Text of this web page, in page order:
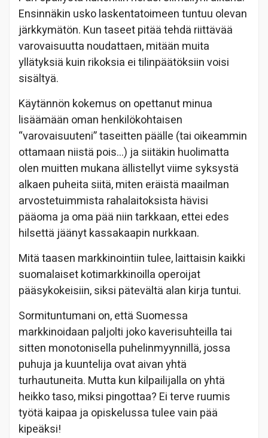
Ensinnäkin usko laskentatoimeen tuntuu olevan
järkkymätön. Kun taseet pitää tehdä riittävää
varovaisuutta noudattaen, mitään muita
yllätyksiä kuin rikoksia ei tilinpäätöksiin voisi
sisältyä.
Käytännön kokemus on opettanut minua
lisäämään oman henkilökohtaisen
“varovaisuuteni” taseitten päälle (tai oikeammin
ottamaan niistä pois…) ja siitäkin huolimatta
olen muitten mukana ällistellyt viime syksystä
alkaen puheita siitä, miten eräistä maailman
arvostetuimmista rahalaitoksista hävisi
pääoma ja oma pää niin tarkkaan, ettei edes
hilsettä jäänyt kassakaapin nurkkaan.
Mitä taasen markkinointiin tulee, laittaisin kaikki
suomalaiset kotimarkkinoilla operoijat
pääsykokeisiin, siksi pätevältä alan kirja tuntui.
Sormituntumani on, että Suomessa
markkinoidaan paljolti joko kaverisuhteilla tai
sitten monotonisella puhelinmyynnillä, jossa
puhuja ja kuuntelija ovat aivan yhtä
turhautuneita. Mutta kun kilpailijalla on yhtä
heikko taso, miksi pingottaa? Ei terve ruumis
työtä kaipaa ja opiskelussa tulee vain pää
kipeäksi!